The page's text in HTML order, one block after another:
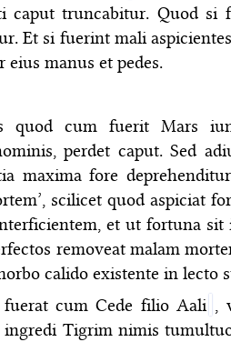
caput truncabitur. Quod si
Et si fuerint mali
eius manus et pedes.
quod cum fuerit Mars
perdet caput. Sed
maxima fore
scilicet quod aspiciat
et ut fortuna sit
removeat malam
calido existente in lecto
cum Cede filio Aali ,
Tigrim nimis